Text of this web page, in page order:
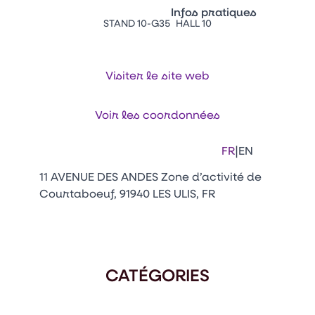
Vitrine Innovations
Emballages
Infos pratiques
Facebook
FR|EN
STAND 10-G35 HALL 10
Visiter le site web
Voir les coordonnées
11 AVENUE DES ANDES Zone d’activité de
Courtaboeuf, 91940 LES ULIS, FR
CATÉGORIES